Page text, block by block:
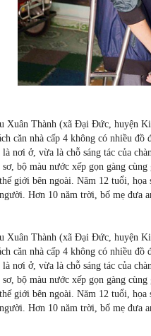
Xuân Thành (xã Đại Đức, huyện
căn nhà cấp 4 không có nhiều
nơi ở, vừa là chỗ sáng tác của
bộ màu nước xếp gọn gàng
giới bên ngoài. Năm 12 tuổi,
Hơn 10 năm trời, bố mẹ đưa
Xuân Thành (xã Đại Đức, huyện
căn nhà cấp 4 không có nhiều
nơi ở, vừa là chỗ sáng tác của
bộ màu nước xếp gọn gàng
giới bên ngoài. Năm 12 tuổi,
Hơn 10 năm trời, bố mẹ đưa